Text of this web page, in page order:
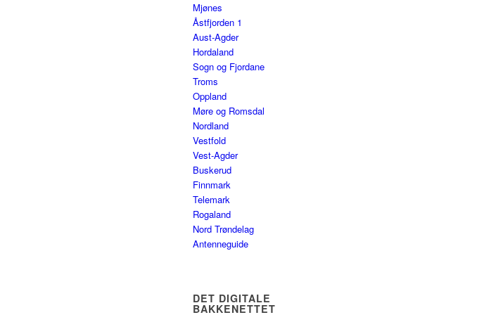
Mjønes
Åstfjorden 1
Aust-Agder
Hordaland
Sogn og Fjordane
Troms
Oppland
Møre og Romsdal
Nordland
Vestfold
Vest-Agder
Buskerud
Finnmark
Telemark
Rogaland
Nord Trøndelag
Antenneguide
DET DIGITALE
BAKKENETTET